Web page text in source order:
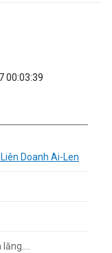
00:03:39
Doanh Ai-Len